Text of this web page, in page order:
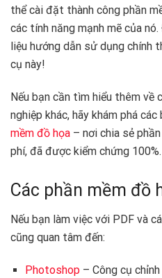
thể cài đặt thành công phần
các tính năng mạnh mẽ của
liệu hướng dẫn sử dụng chính
cụ này!
Nếu bạn cần tìm hiểu thêm về
nghiệp khác, hãy khám phá
mềm đồ họa – nơi chia sẻ
phí, đã được kiểm chứng 100%.
Các phần mềm đồ
Nếu bạn làm việc với PDF và
cũng quan tâm đến:
Photoshop– Công cụ